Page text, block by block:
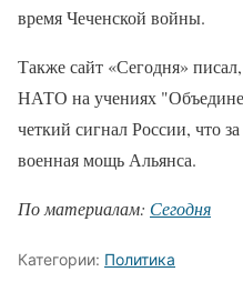
время Чеченской войны.
Также сайт «Сегодня»
НАТО на учениях
четкий сигнал России, что
военная мощь Альянса.
По материалам: Сегодня
Категории: Политика